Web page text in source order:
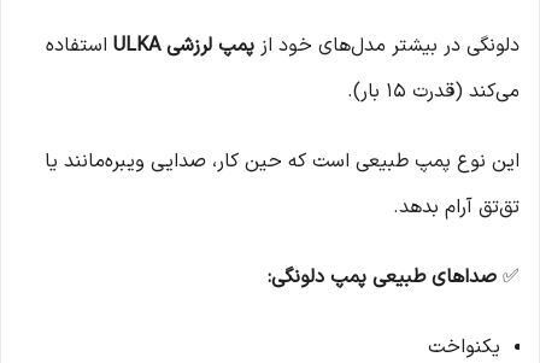
دلونگی در بیشتر مدل‌های خود از پمپ لرزشی ULKA
استفاده
می‌کند (قدرت 15 بار).
این نوع پمپ طبیعی است که حین کار، صدایی ویبره‌مانند یا
تق‌تق آرام بدهد.
✅ صداهای طبیعی پمپ دلونگی:
یکنواخت